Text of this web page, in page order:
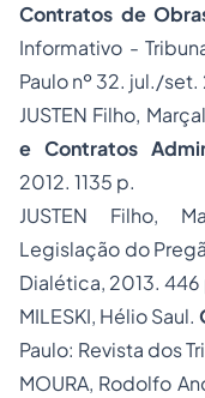
Contratos de
Informativo -
Paulo nº 32. jul./
JUSTEN Filho,
e Contratos
2012. 1135 p.
JUSTEN Filho,
Legislação do
Dialética, 2013. 446
MILESKI, Hélio Saul.
Paulo: Revista dos
MOURA, Rodolfo